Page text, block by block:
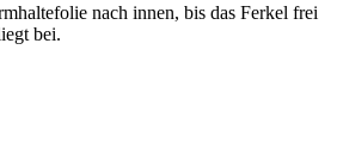
nach innen, bis das Ferkel frei
bei.